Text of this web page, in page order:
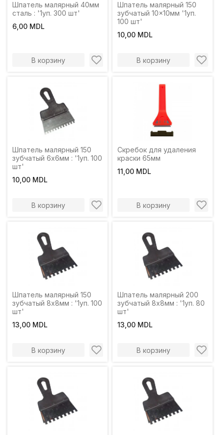
Шпатель малярный 40мм
сталь : '1уп. 300 шт'
6,00 MDL
В корзину
Шпатель малярный 150
зубчатый 10x10мм '1уп.
100 шт'
10,00 MDL
В корзину
Шпатель малярный 150
зубчатый 6х6мм : '1уп. 100
шт'
10,00 MDL
В корзину
Скребок для удаления
краски 65мм
11,00 MDL
В корзину
Шпатель малярный 150
зубчатый 8х8мм : '1уп. 100
шт'
13,00 MDL
В корзину
Шпатель малярный 200
зубчатый 8х8мм : '1уп. 80
шт'
13,00 MDL
В корзину